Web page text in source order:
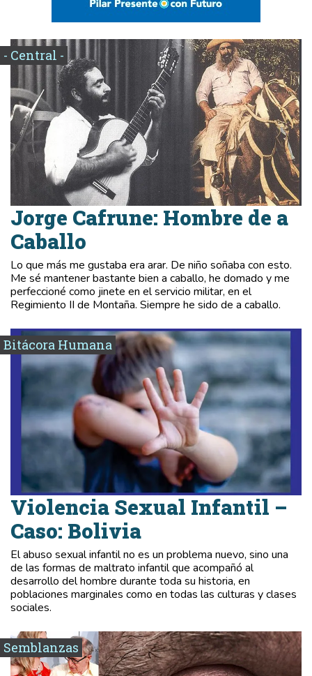
- Central -
Jorge Cafrune: Hombre de a
Caballo
Lo que más me gustaba era arar. De niño soñaba con esto.
Me sé mantener bastante bien a caballo, he domado y me
perfeccioné como jinete en el servicio militar, en el
Regimiento II de Montaña. Siempre he sido de a caballo.
Bitácora Humana
Violencia Sexual Infantil –
Caso: Bolivia
El abuso sexual infantil no es un problema nuevo, sino una
de las formas de maltrato infantil que acompañó al
desarrollo del hombre durante toda su historia, en
poblaciones marginales como en todas las culturas y clases
sociales.
Semblanzas